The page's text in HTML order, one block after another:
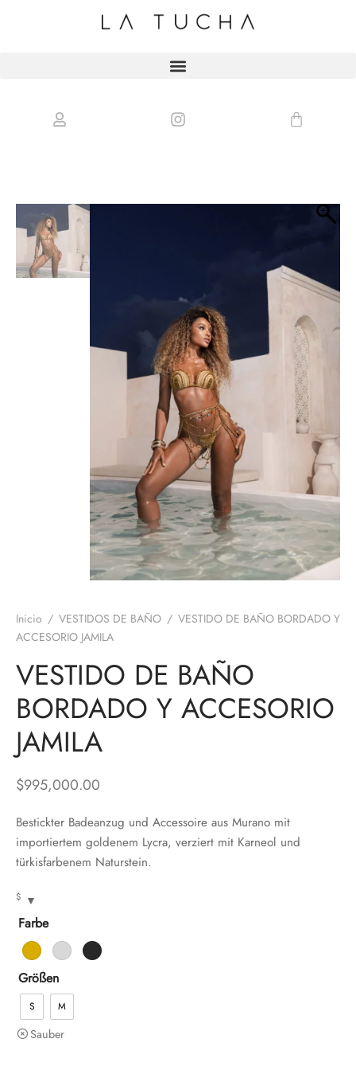
Inicio / VESTIDOS DE BAÑO / VESTIDO DE BAÑO BORDADO Y
ACCESORIO JAMILA
VESTIDO DE BAÑO
BORDADO Y ACCESORIO
JAMILA
$995,000.00
Bestickter Badeanzug und Accessoire aus Murano mit
importiertem goldenem Lycra, verziert mit Karneol und
türkisfarbenem Naturstein.
$
Farbe
Größen
S M
Sauber